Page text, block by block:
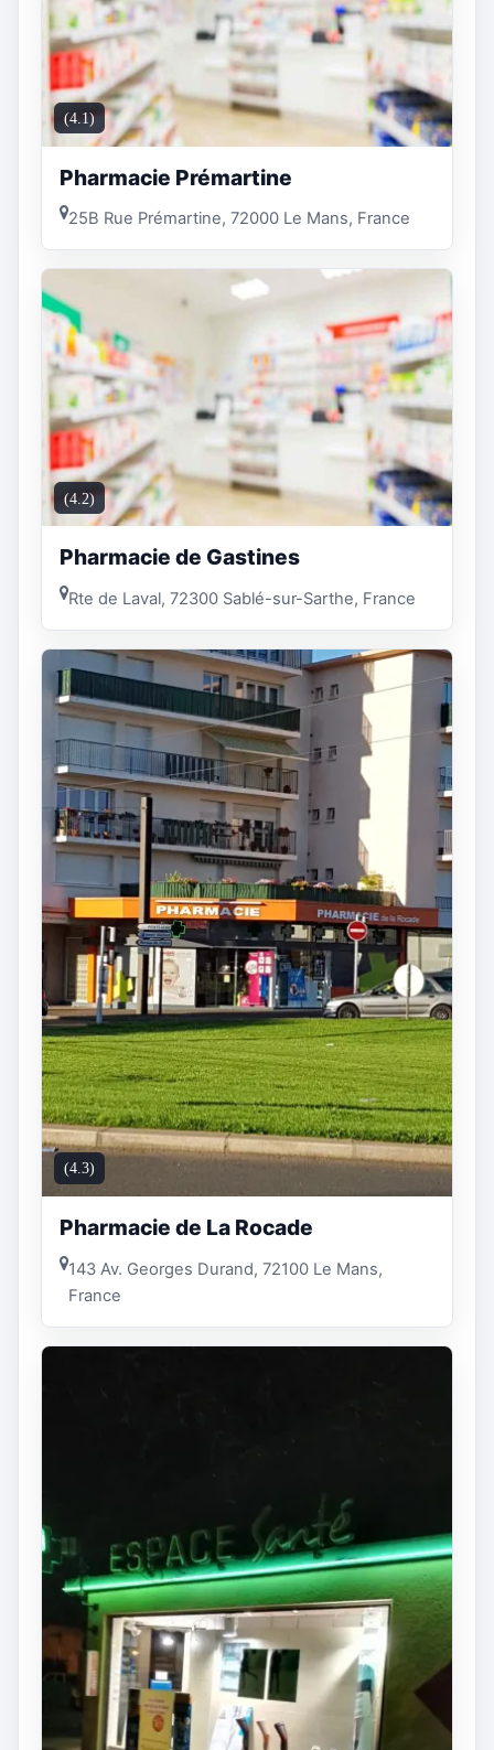
(4.1)
Pharmacie Prémartine
25B Rue Prémartine, 72000 Le Mans, France
(4.2)
Pharmacie de Gastines
Rte de Laval, 72300 Sablé-sur-Sarthe, France
(4.3)
Pharmacie de La Rocade
143 Av. Georges Durand, 72100 Le Mans,
France